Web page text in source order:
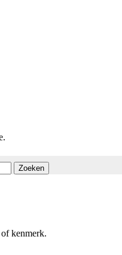
Zoeken
kenmerk.